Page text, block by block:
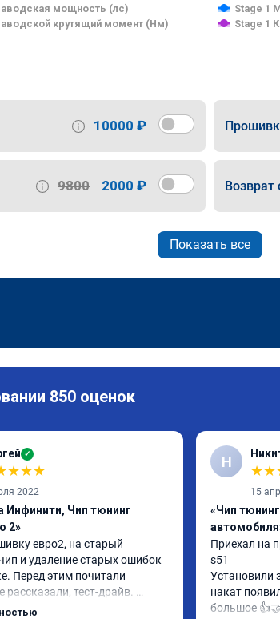
мощность (лс)
Stage 1
крутящий момент (Нм)
Stage 1
10000 ₽
9800 2000 ₽ Возврат
Показать все
850 оценок
✓
★★★
2022
Инфинити, Чип тюнинг
2»
евро2, на старый
и удаление старых ошибок
Перед этим почитали
рассказали, тест-драйв.
доволен, расход упал,
Н
★★
15
«Чип
Приехал на
s51
Установили
накат
большое 👍🤝